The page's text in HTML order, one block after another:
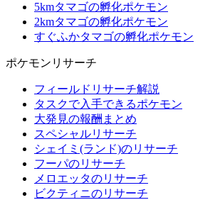
5kmタマゴの孵化ポケモン
2kmタマゴの孵化ポケモン
すぐふかタマゴの孵化ポケモン
ポケモンリサーチ
フィールドリサーチ解説
タスクで入手できるポケモン
大発見の報酬まとめ
スペシャルリサーチ
シェイミ(ランド)のリサーチ
フーパのリサーチ
メロエッタのリサーチ
ビクティニのリサーチ